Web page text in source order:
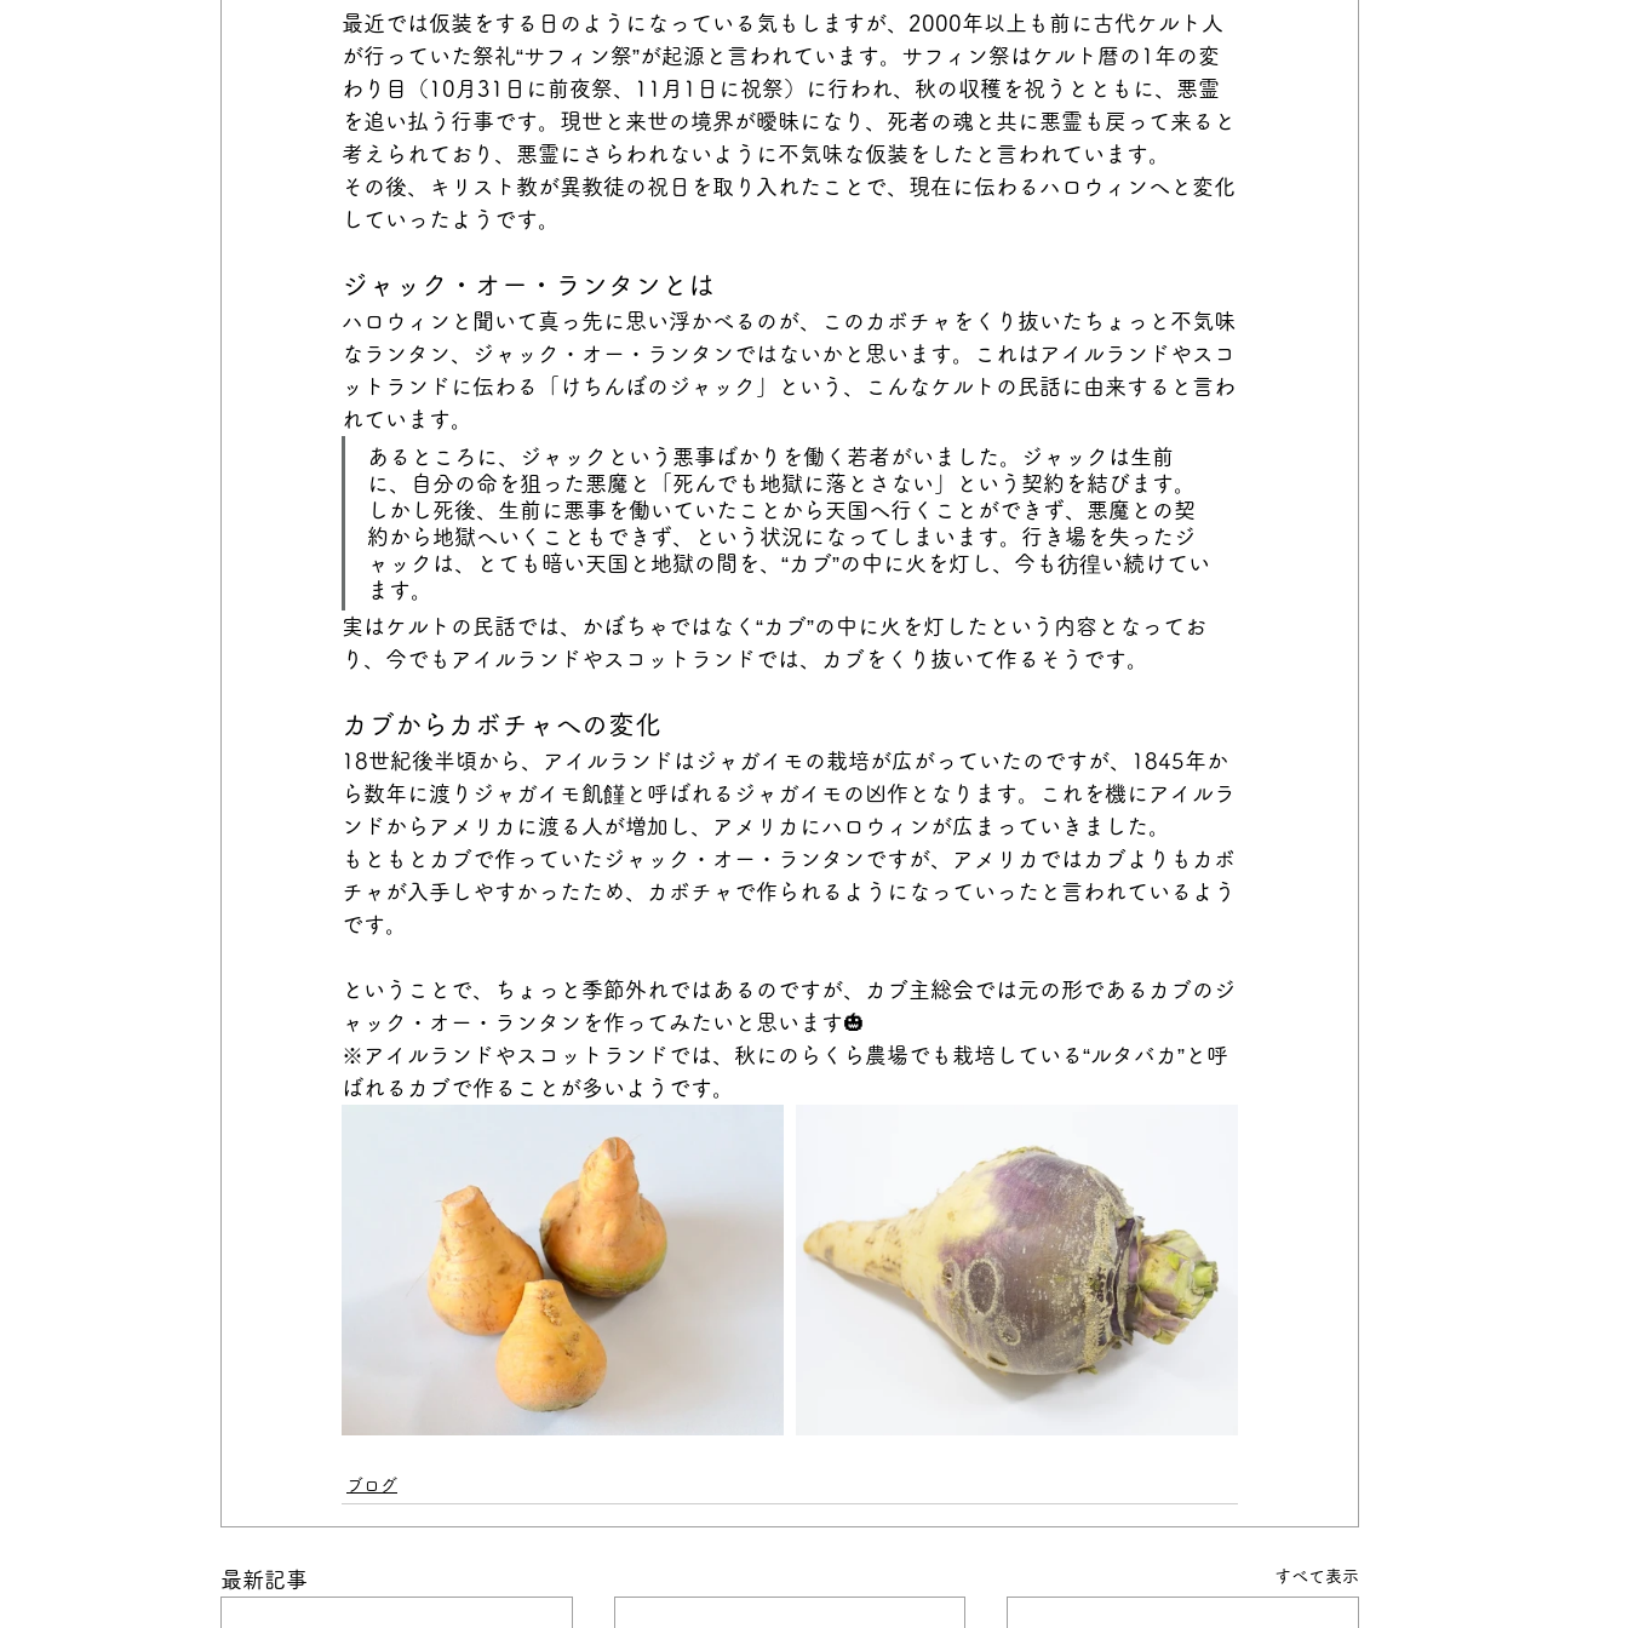
最近では仮装をする日のようになっている気もしますが、2000年以上も前に古代ケルト人
が行っていた祭礼“サフィン祭”が起源と言われています。サフィン祭はケルト暦の1年の変
わり目（10月31日に前夜祭、11月1日に祝祭）に行われ、秋の収穫を祝うとともに、悪霊
を追い払う行事です。現世と来世の境界が曖昧になり、死者の魂と共に悪霊も戻って来ると
考えられており、悪霊にさらわれないように不気味な仮装をしたと言われています。
その後、キリスト教が異教徒の祝日を取り入れたことで、現在に伝わるハロウィンへと変化
していったようです。
ジャック・オー・ランタンとは
ハロウィンと聞いて真っ先に思い浮かべるのが、このカボチャをくり抜いたちょっと不気味
なランタン、ジャック・オー・ランタンではないかと思います。これはアイルランドやスコ
ットランドに伝わる「けちんぼのジャック」という、こんなケルトの民話に由来すると言わ
れています。
あるところに、ジャックという悪事ばかりを働く若者がいました。ジャックは生前
に、自分の命を狙った悪魔と「死んでも地獄に落とさない」という契約を結びます。
しかし死後、生前に悪事を働いていたことから天国へ行くことができず、悪魔との契
約から地獄へいくこともできず、という状況になってしまいます。行き場を失ったジ
ャックは、とても暗い天国と地獄の間を、“カブ”の中に火を灯し、今も彷徨い続けてい
ます。
実はケルトの民話では、かぼちゃではなく“カブ”の中に火を灯したという内容となってお
り、今でもアイルランドやスコットランドでは、カブをくり抜いて作るそうです。
カブからカボチャへの変化
18世紀後半頃から、アイルランドはジャガイモの栽培が広がっていたのですが、1845年か
ら数年に渡りジャガイモ飢饉と呼ばれるジャガイモの凶作となります。これを機にアイルラ
ンドからアメリカに渡る人が増加し、アメリカにハロウィンが広まっていきました。
もともとカブで作っていたジャック・オー・ランタンですが、アメリカではカブよりもカボ
チャが入手しやすかったため、カボチャで作られるようになっていったと言われているよう
です。
ということで、ちょっと季節外れではあるのですが、カブ主総会では元の形であるカブのジ
ャック・オー・ランタンを作ってみたいと思います🎃
※アイルランドやスコットランドでは、秋にのらくら農場でも栽培している“ルタバカ”と呼
ばれるカブで作ることが多いようです。
ブログ
最新記事 すべて表示